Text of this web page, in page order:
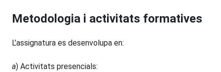
Metodologia i activitats formatives
L’assignatura es desenvolupa en:
a) Activitats presencials: